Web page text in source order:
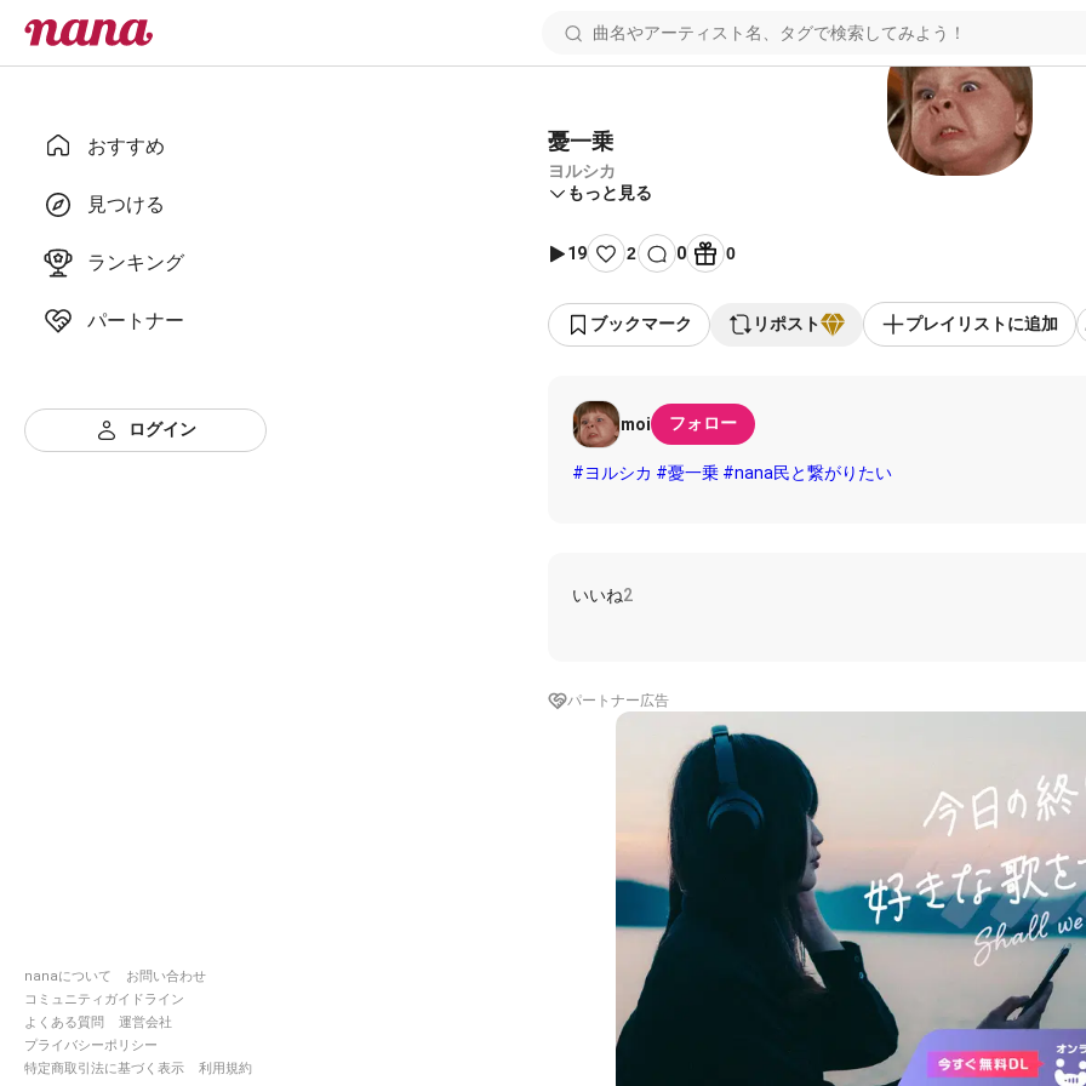
おすすめ
見つける
ランキング
パートナー
ログイン
nanaについて
お問い合わせ
コミュニティガイドライン
よくある質問
運営会社
プライバシーポリシー
特定商取引法に基づく表示
利用規約
憂一乗
ヨルシカ
もっと見る
19 2 0 0
ブックマーク リポスト プレイリストに追加
moi フォロー
#ヨルシカ #憂一乗 #nana民と繋がりたい
いいね2
パートナー広告